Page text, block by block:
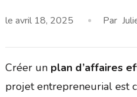
le avril 18, 2025 Par
Créer un plan d’affaires
projet entrepreneurial est